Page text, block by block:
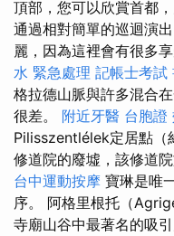
頂部，您可以欣賞首都
通過相對簡單的巡迴演
麗，因為這裡會有很多享
水 緊急處理 記帳士考試
格拉德山脈與許多混合
很差。 附近牙醫 台胞證
Pilisszentlélek定居點（
修道院的廢墟，該修道
台中運動按摩 寶琳是唯
序。 阿格里根托（
寺廟山谷中最著名的吸